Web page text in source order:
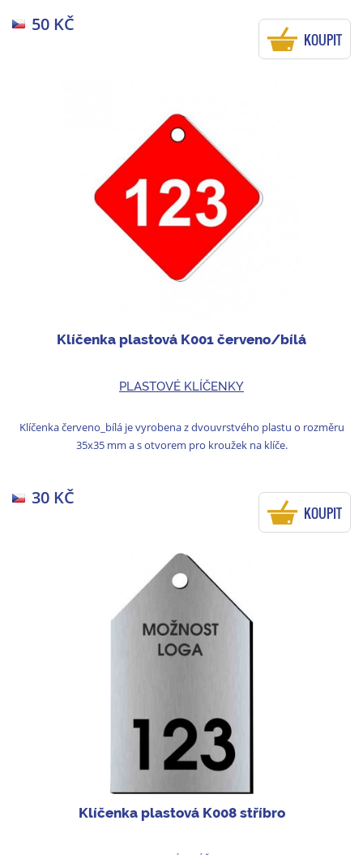
50 KČ
KOUPIT
Klíčenka plastová K001 červeno/bílá
PLASTOVÉ KLÍČENKY
Klíčenka červeno_bílá je vyrobena z dvouvrstvého plastu o rozměru
35x35 mm a s otvorem pro kroužek na klíče.
30 KČ
KOUPIT
Klíčenka plastová K008 stříbro